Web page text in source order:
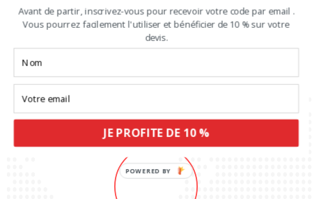
Avant de partir, inscrivez-vous pour recevoir votre code par email .
Vous pourrez facilement l'utiliser et bénéficier de 10 % sur votre
devis.
JE PROFITE DE 10 %